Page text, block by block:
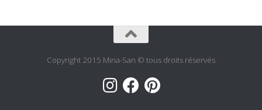
Copyright 2015 Mina-San © tous droits réservés